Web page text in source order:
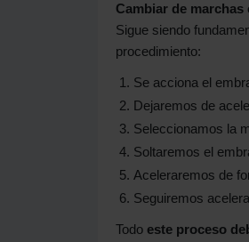
Cambiar de marchas
Sigue siendo
procedimiento:
Se acciona el
Dejaremos de
Seleccionamos la
Soltaremos el
Aceleraremos de
Seguiremos
Todo este proceso